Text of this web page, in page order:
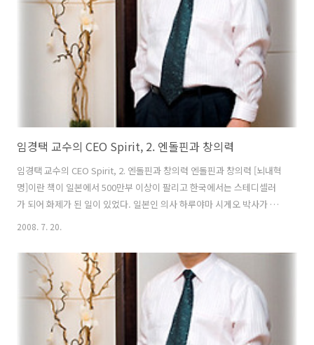
심, 허릿심’으로 나타난다. 뱃심은 앞으로 치고 나가는 힘이다. 수련을 해
보면 가장 먼저 단전자리가 잡히고 바로 뱃심이 든..
임경택 교수의 CEO Spirit, 2. 엔돌핀과 창의력
임경택 교수의 CEO Spirit, 2. 엔돌핀과 창의력 엔돌핀과 창의력 [뇌내혁
명]이란 책이 일본에서 500만부 이상이 팔리고 한국에서는 스테디셀러
가 되어 화제가 된 일이 있었다. 일본인 의사 하루야마 시게오 박사가 쓴
극복하는 데 도움이 되는 호르몬이 생겨난다. 하지만 이렇게 도움이 되는
호르몬도 과다하게 분비되면 그것이 또 몸에 해를 끼친다. 그래서 몸의
기능에 좋은 호르몬이라도 스스로 과다 분비를 제어한다는 내용이다. 그
런데 우리 몸에서 많으면 많을수록 좋고, 유일하게 과다 분비가 되어도
이를 제어하지 않는 호르몬이 딱 한 가지 있다. 그것은 β엔돌핀이다..
2008. 7. 20.